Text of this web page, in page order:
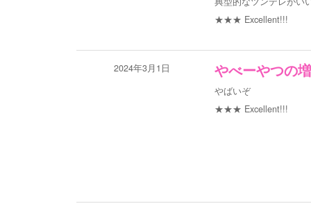
★★★ Excellent!!!
2024年3月1日 やべーやつの
やばいぞ
★★★ Excellent!!!